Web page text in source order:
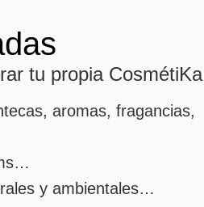
tu propia CosmétiKa
aromas, fragancias,
y ambientales…